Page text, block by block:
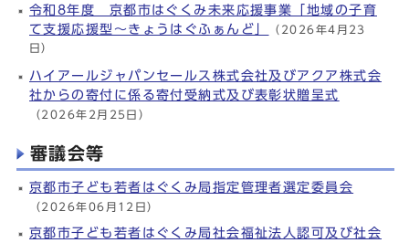
令和8年度 京都市はぐくみ未来応援事業「地域の子育
て支援応援型～きょうはぐふぁんど」
（2026年4月23
日）
ハイアールジャパンセールス株式会社及びアクア株式会
社からの寄付に係る寄付受納式及び表彰状贈呈式
（2026年2月25日）
審議会等
京都市子ども若者はぐくみ局指定管理者選定委員会
（2026年06月12日）
京都市子ども若者はぐくみ局社会福祉法人認可及び社会